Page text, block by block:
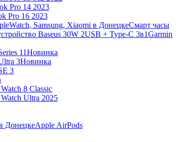
Pro 14 2023
Pro 16 2023
Смарт часы
Garmin
11Новинка
3Новинка
3
8 Classic
Ultra 2025
Apple AirPods